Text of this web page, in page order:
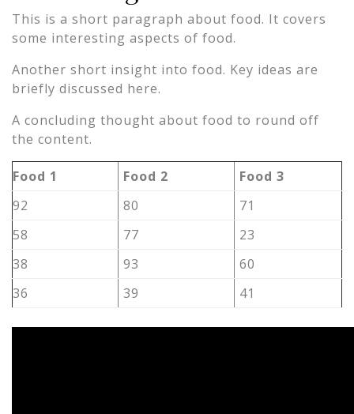
This is a short paragraph about food. It covers
some interesting aspects of food.
Another short insight into food. Key ideas are
briefly discussed here.
A concluding thought about food to round off
the content.
Food 1 Food 2
Food 3
92
80
71
58
77
23
38
93
60
36
39 41